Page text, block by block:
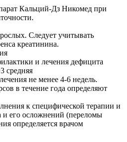
Кальций-Дз Никомед при
Следует учитывать
креатинина.
и лечения дефицита
средняя
не менее 4-6 недель.
в течение года определяют
к специфической терапии и
и его осложнений (переломы
определяется врачом